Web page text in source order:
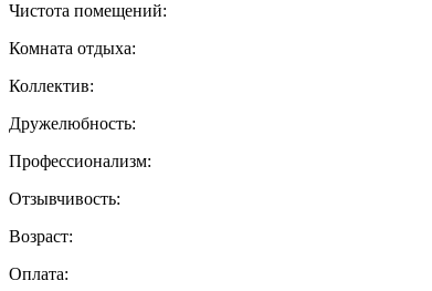
Чистота помещений:
Комната отдыха:
Коллектив:
Дружелюбность:
Профессионализм:
Отзывчивость:
Возраст:
Оплата: